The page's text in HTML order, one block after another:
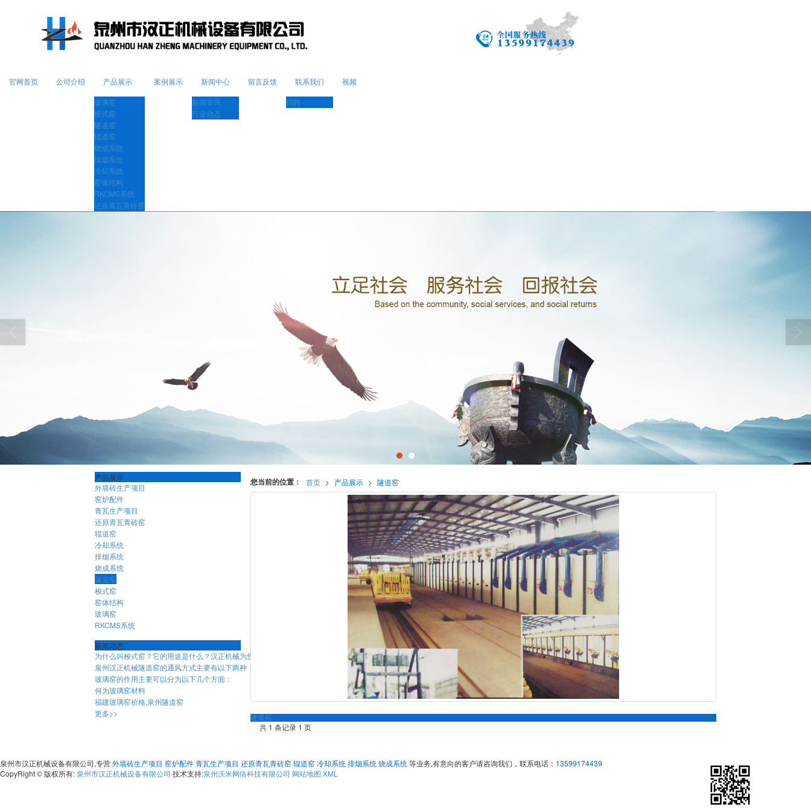
官网首页 公司介绍
产品展示
玻璃窑
梭式窑
隧道窑
辊道窑
烧成系统
排烟系统
冷却系统
窑体结构
RKCMS系统
还原青瓦青砖窑
案例展示
新闻中心
新闻资讯
行业动态
留言反馈
联系我们
招聘
视频
您当前的位置： 首页 > 产品展示 > 隧道窑
隧道窑
共 1 条记录 1 页
产品展示
外墙砖生产项目
窑炉配件
青瓦生产项目
还原青瓦青砖窑
辊道窑
冷却系统
排烟系统
烧成系统
隧道窑
梭式窑
窑体结构
玻璃窑
RKCMS系统
新闻动态
为什么叫梭式窑？它的用途是什么？汉正机械为您解答
泉州汉正机械隧道窑的通风方式主要有以下两种：
玻璃窑的作用主要可以分为以下几个方面：
何为玻璃窑材料
福建玻璃窑价格,泉州隧道窑
更多>>
泉州市汉正机械设备有限公司,专营外墙砖生产项目 窑炉配件青瓦生产项目 还原青瓦青砖窑辊道窑冷却系统排烟系统烧成系统等业务,有意向的客户请咨询我们，联系电话： 13599174439
CopyRight © 版权所有: 泉州市汉正机械设备有限公司 技术支持:泉州沃米网络科技有限公司 网站地图 XML